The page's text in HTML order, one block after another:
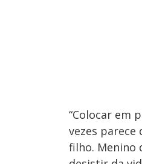
“Colocar em
vezes parece
filho. Menino